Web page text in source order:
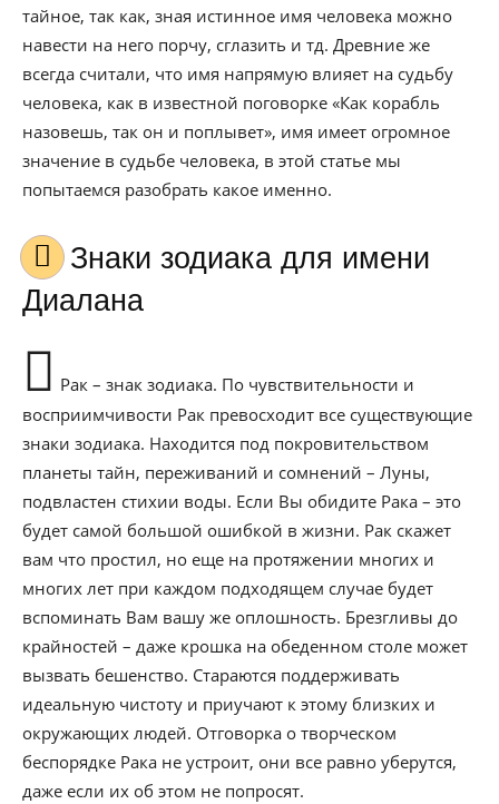
тайное, так как, зная истинное имя человека можно
навести на него порчу, сглазить и тд. Древние же
всегда считали, что имя напрямую влияет на судьбу
человека, как в известной поговорке «Как корабль
назовешь, так он и поплывет», имя имеет огромное
значение в судьбе человека, в этой статье мы
попытаемся разобрать какое именно.
Знаки зодиака для имени
Диалана
Рак – знак зодиака. По чувствительности и
восприимчивости Рак превосходит все существующие
знаки зодиака. Находится под покровительством
планеты тайн, переживаний и сомнений – Луны,
подвластен стихии воды. Если Вы обидите Рака – это
будет самой большой ошибкой в жизни. Рак скажет
вам что простил, но еще на протяжении многих и
многих лет при каждом подходящем случае будет
вспоминать Вам вашу же оплошность. Брезгливы до
крайностей – даже крошка на обеденном столе может
вызвать бешенство. Стараются поддерживать
идеальную чистоту и приучают к этому близких и
окружающих людей. Отговорка о творческом
беспорядке Рака не устроит, они все равно уберутся,
даже если их об этом не попросят.